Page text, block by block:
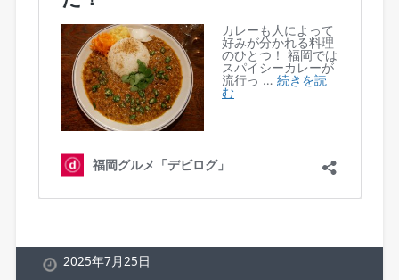
2025年7月25日